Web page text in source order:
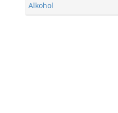
Alkohol